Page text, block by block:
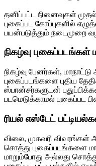
தனிப்பட்ட நினைவுகள்
புகைப்பட கோப்புகளில்
பயன்படுத்தும் நடைமுறை
நிகழ்வு
நிகழ்வு பேனர்கள்,
புகைப்படங்களை புதிய
ஸ்பான்சர்களுடன்
படமெடுக்காமல் புகைப்பட
ரியல் எஸ்டேட்
விலை, முகவரி விவரங்கள்
சொத்து புகைப்படங்களை
மாறும்போது அல்லது